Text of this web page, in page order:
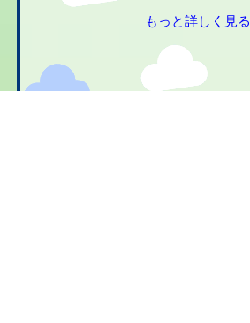
もっと詳しく見る